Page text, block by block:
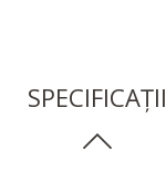
SPECIFICAȚII